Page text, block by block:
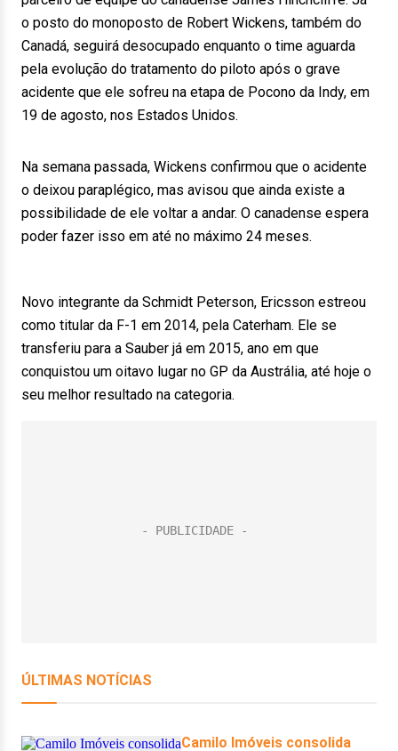
o posto do monoposto de Robert Wickens, também do
Canadá, seguirá desocupado enquanto o time aguarda
pela evolução do tratamento do piloto após o grave
acidente que ele sofreu na etapa de Pocono da Indy, em
19 de agosto, nos Estados Unidos.
Na semana passada, Wickens confirmou que o acidente
o deixou paraplégico, mas avisou que ainda existe a
possibilidade de ele voltar a andar. O canadense espera
poder fazer isso em até no máximo 24 meses.
Novo integrante da Schmidt Peterson, Ericsson estreou
como titular da F-1 em 2014, pela Caterham. Ele se
transferiu para a Sauber já em 2015, ano em que
conquistou um oitavo lugar no GP da Austrália, até hoje o
seu melhor resultado na categoria.